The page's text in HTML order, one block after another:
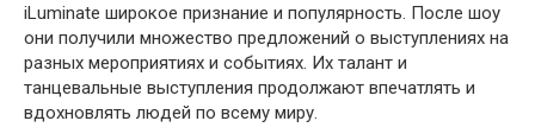
iLuminate широкое признание и популярность. После шоу
они получили множество предложений о выступлениях на
разных мероприятиях и событиях. Их талант и
танцевальные выступления продолжают впечатлять и
вдохновлять людей по всему миру.